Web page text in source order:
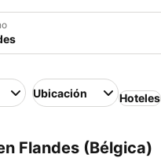
Ubicación Hoteles
Flandes (Bélgica)